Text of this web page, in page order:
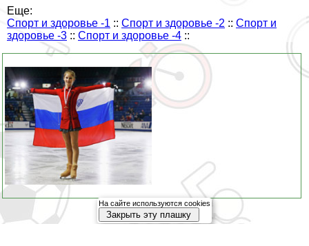
Еще:
Спорт и здоровье -1 :: Спорт и здоровье -2 :: Спорт и
здоровье -3 :: Спорт и здоровье -4 ::
На сайте используются cookies
Закрыть эту плашку